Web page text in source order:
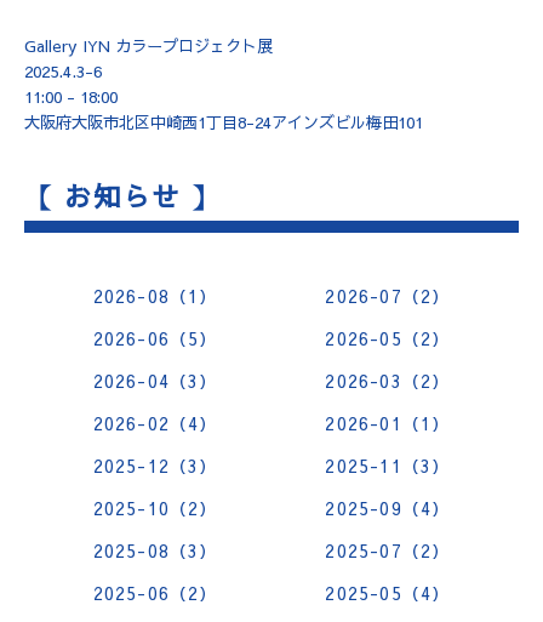
Gallery IYN カラープロジェクト展
2025.4.3-6
11:00 - 18:00
大阪府大阪市北区中崎西1丁目8-24アインズビル梅田101
【 お知らせ 】
2026-08（1）
2026-07（2）
2026-06（5）
2026-05（2）
2026-04（3）
2026-03（2）
2026-02（4）
2026-01（1）
2025-12（3）
2025-11（3）
2025-10（2）
2025-09（4）
2025-08（3）
2025-07（2）
2025-06（2）
2025-05（4）